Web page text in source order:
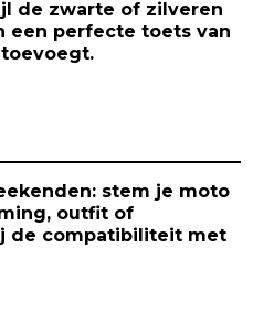
de zwarte of zilveren
een perfecte toets van
stem je moto
outfit of
de compatibiliteit met